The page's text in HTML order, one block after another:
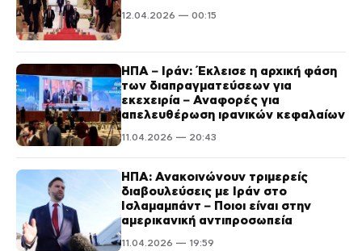
12.04.2026 — 00:15
ΗΠΑ – Ιράν: Έκλεισε η αρχική φάση
των διαπραγματεύσεων για
εκεχειρία – Αναφορές για
απελευθέρωση ιρανικών κεφαλαίων
11.04.2026 — 20:43
ΗΠΑ: Ανακοινώνουν τριμερείς
διαβουλεύσεις με Ιράν στο
Ισλαμαμπάντ – Ποιοι είναι στην
αμερικανική αντιπροσωπεία
11.04.2026 — 19:59